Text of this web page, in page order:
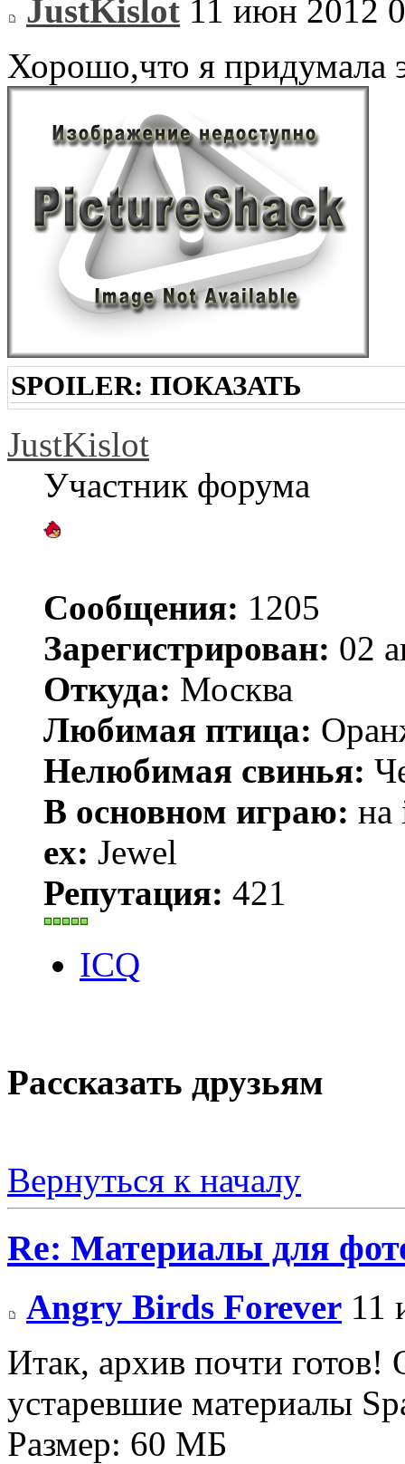
JustKislot 11 июн 2012
Хорошо,что я придумала
SPOILER: ПОКАЗАТЬ
JustKislot
Участник форума
Сообщения: 1205
Зарегистрирован: 02
Откуда: Москва
Любимая птица:
Нелюбимая свинья:
В основном играю: на
ex: Jewel
Репутация: 421
ICQ
Рассказать друзьям
Вернуться к началу
Re: Материалы для
Angry Birds Forever 11
Итак, архив почти готов!
устаревшие материалы
Размер: 60 МБ